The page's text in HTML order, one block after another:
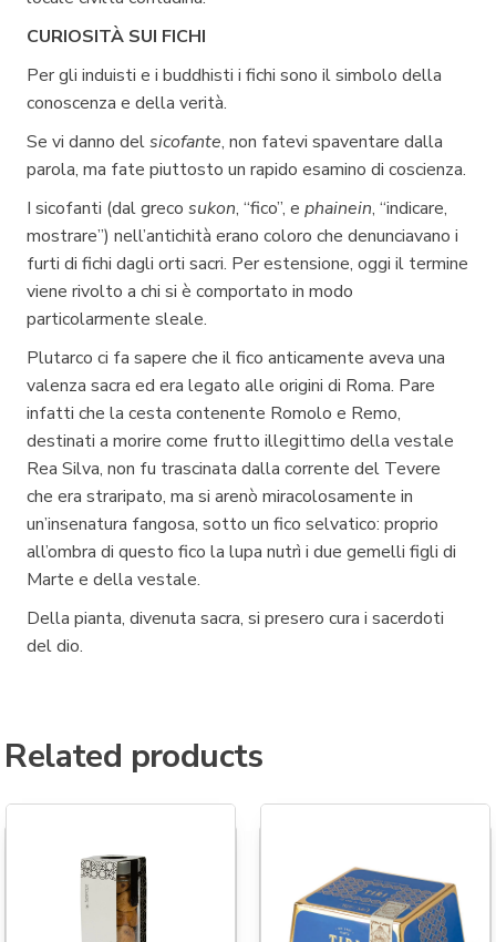
CURIOSITÀ SUI FICHI
Per gli induisti e i buddhisti i fichi sono il simbolo della
conoscenza e della verità.
Se vi danno delsicofante, non fatevi spaventare dalla
parola, ma fate piuttosto un rapido esamino di coscienza.
I sicofanti (dal grecosukon, “fico”, ephainein, “indicare,
mostrare”) nell’antichità erano coloro che denunciavano i
furti di fichi dagli orti sacri. Per estensione, oggi il termine
viene rivolto a chi si è comportato in modo
particolarmente sleale.
Plutarco ci fa sapere che il fico anticamente aveva una
valenza sacra ed era legato alle origini di Roma. Pare
infatti che la cesta contenente Romolo e Remo,
destinati a morire come frutto illegittimo della vestale
Rea Silva, non fu trascinata dalla corrente del Tevere
che era straripato, ma si arenò miracolosamente in
un’insenatura fangosa, sotto un fico selvatico: proprio
all’ombra di questo fico la lupa nutrì i due gemelli figli di
Marte e della vestale.
Della pianta, divenuta sacra, si presero cura i sacerdoti
del dio.
Related products